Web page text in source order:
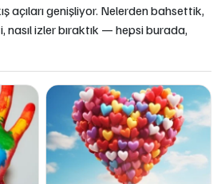
açıları genişliyor. Nelerden bahsettik,
nasıl izler bıraktık — hepsi burada,